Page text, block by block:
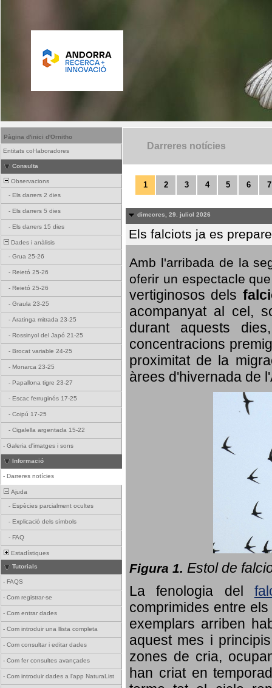
Pàgina d'inici d'Ornitho
Entitats col·laboradores
Consulta
Observacions
- Els darrers 2 dies
- Els darrers 5 dies
- Els darrers 15 dies
Dades i anàlisis
- Grua 25-26
- Reietó 25-26
- Reietó 25-26
- Graula 23-25
- Aratinga mitrada 23-25
- Rossinyol del Japó 21-25
- Brocat variable 24-25
- Monarca 23-25
- Papallona tigre 23-27
- Escac ferruginós 17-25
- Coipú 17-25
- Cigalella argentada 15-22
- Galeria d'imatges i sons
Informació
- Darreres notícies
Ajuda
- Espècies parcialment ocultes
- Explicació dels símbols
- FAQ
Estadístiques
Tutorials
- FAQS
- Com registrar-se
- Com entrar dades
- Com introduir una llista completa
- Com consultar i editar dades
- Com fer consultes avançades
- Com introduir dades a l'app NaturaList
Darreres notícies
1 2 3 4 5 6 7
dimecres, 29. juliol 2026
Els falciots ja es
Amb l'arribada de la
oferir un espectacle
vertiginosos dels
acompanyat al cel,
durant aquests
concentracions
proximitat de la
àrees d'hivernada de
Figura 1. Estol de
La fenologia del
comprimides entre
exemplars arriben
aquest mes i
zones de cria,
han criat en